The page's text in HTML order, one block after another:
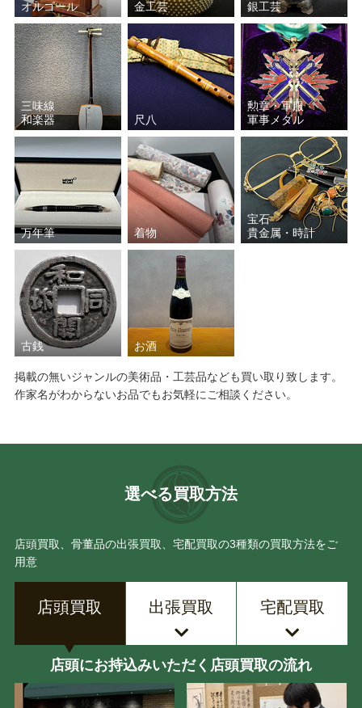
オルゴール 金工芸 銀工芸
三味線
和楽器
尺八
勲章・軍服
軍事メダル
万年筆 着物
宝石
貴金属・時計
古銭 お酒
掲載の無いジャンルの美術品・工芸品なども買い取り致します。
作家名がわからないお品でもお気軽にご相談ください。
選べる買取方法
店頭買取、骨董品の出張買取、宅配買取の3種類の買取方法をご
用意
店頭買取 出張買取 宅配買取
店頭にお持込みいただく店頭買取の流れ